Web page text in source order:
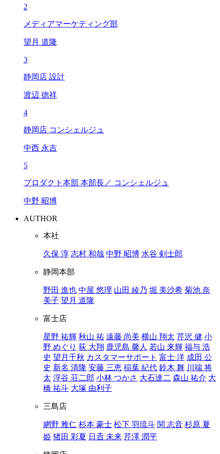
2
メディアマーケティング部
望月 道隆
3
静岡店 設計
渡辺 徳祥
4
静岡店 コンシェルジュ
中西 永吉
5
プロダクト本部 本部長／ コンシェルジュ
中野 昭博
AUTHOR
本社
久保 淳 志村 和哉 中野 昭博 水谷 剣士郎
静岡本部
野田 進也 中屋 悠理 山田 綾乃 堀 美沙希 菊池 奈
美子 望月 道隆
富士店
星野 祐輝 秋山 祐 遠藤 尚美 横山 翔太 芹沢 健 小
野 めぐり 荻 大翔 鹿児島 馨人 若山 来輝 福与 浩
史 望月千秋 カスタマーサポート 富士 洋 成田 公
史 新名 清隆 安藤 三恵 稲葉 紀代 鈴木 舞 川端 将
太 浮谷 荘二郎 小林 つかさ 大石達二 森山 祐介 大
橋 祐斗 大塚 由利子
三島店
網野 雅仁 杉本 豪士 松下 羽琉斗 関 志音 杉原 夏
姫 猪田 彩夏 日𠮷 未来 芹澤 潤平